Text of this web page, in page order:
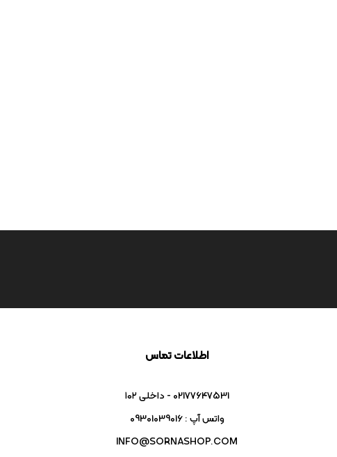
اطلاعات تماس
02177647531 - داخلی ۱۰۲
واتس آپ : 09301039016
INFO@SORNASHOP.COM